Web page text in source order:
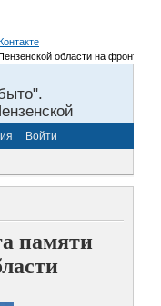
области на фронты
Войти
памяти